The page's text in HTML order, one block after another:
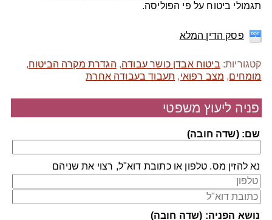
תגמולי ביטוח על פי הפוליסה.
פסק הדין המלא
קטגוריות: ביטוח אבדן כושר עבודה, הגדרת מקרה הביטוח,
מומחים, מצב רפואי, תעבוד בעבודה אחרת
פניה ליעוץ משפטי
שם: (שדה חובה)
נא להזין מס. טלפון או כתובת דוא"ל, רצוי את שניהם
נושא הפניה: (שדה חובה)